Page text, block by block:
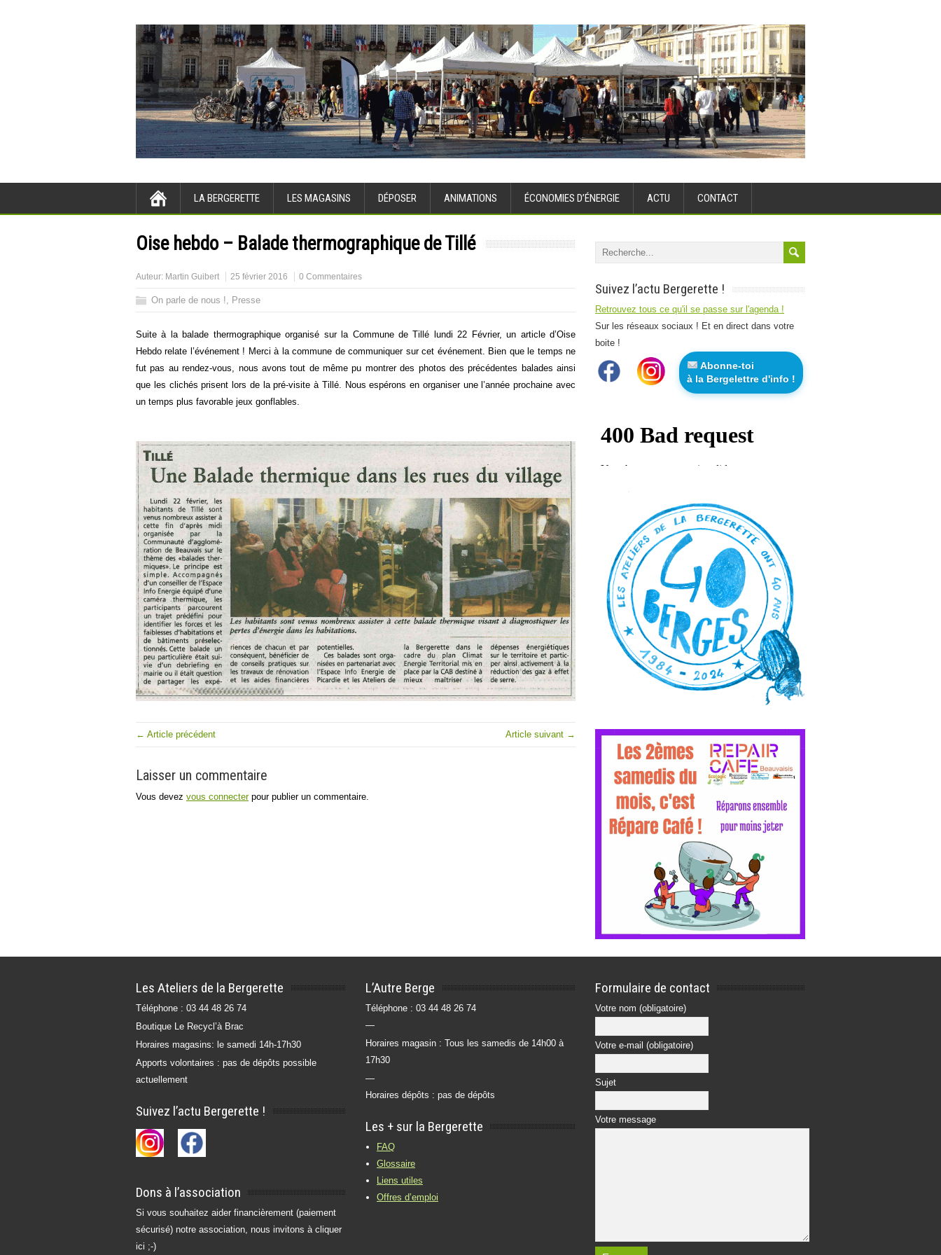
LA BERGERETTE LES MAGASINS DÉPOSER ANIMATIONS ÉCONOMIES D’ÉNERGIE ACTU CONTACT
Oise hebdo – Balade thermographique de Tillé
Auteur: Martin Guibert 25 février 2016 0 Commentaires
On parle de nous !, Presse
Suite à la balade thermographique organisé sur la Commune de Tillé lundi 22 Février, un article d’Oise
Hebdo relate l’événement ! Merci à la commune de communiquer sur cet événement. Bien que le temps ne
fut pas au rendez-vous, nous avons tout de même pu montrer des photos des précédentes balades ainsi
que les clichés prisent lors de la pré-visite à Tillé. Nous espérons en organiser une l’année prochaine avec
un temps plus favorable jeux gonflables.
← Article précédent Article suivant →
Laisser un commentaire
Vous devez vous connecterpour publier un commentaire.
Suivez l’actu Bergerette !
Retrouvez tous ce qu'il se passe sur l'agenda !
Sur les réseaux sociaux ! Et en direct dans votre
boite !
Abonne-toi
à la Bergelettre d'info !
Les Ateliers de la Bergerette
Téléphone : 03 44 48 26 74
Boutique Le Recycl’à Brac
Horaires magasins: le samedi 14h-17h30
Apports volontaires : pas de dépôts possible
actuellement
Suivez l’actu Bergerette !
Dons à l’association
Si vous souhaitez aider financièrement (paiement
sécurisé) notre association, nous invitons à cliquer
ici ;-)
L’Autre Berge
Téléphone : 03 44 48 26 74
—
Horaires magasin : Tous les samedis de 14h00 à
17h30
—
Horaires dépôts : pas de dépôts
Les + sur la Bergerette
FAQ
Glossaire
Liens utiles
Offres d’emploi
Formulaire de contact
Votre nom (obligatoire)
Votre e-mail (obligatoire)
Sujet
Votre message